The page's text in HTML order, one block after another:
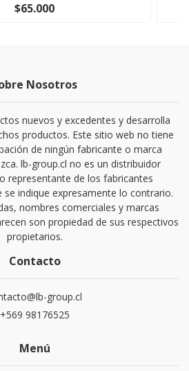
$65.000
Nosotros
nuevos y excedentes y desarrolla
productos. Este sitio web no tiene
de ningún fabricante o marca
lb-group.cl no es un distribuidor
representante de los fabricantes
indique expresamente lo contrario.
nombres comerciales y marcas
son propiedad de sus respectivos
propietarios.
Contacto
group.cl
+569 98176525
Menú